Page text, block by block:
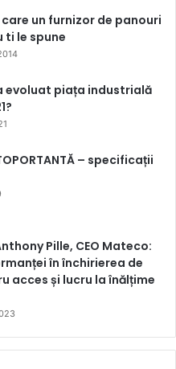
care un furnizor de panouri
ti le spune
evoluat piața industrială
– specificații
Pille, CEO Mateco:
în închirierea de
acces și lucru la înălțime